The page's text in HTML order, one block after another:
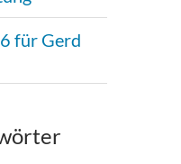
für Gerd